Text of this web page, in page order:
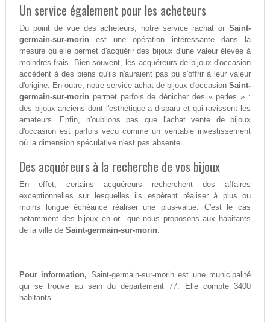
Un service également pour les acheteurs
Du point de vue des acheteurs, notre service rachat orSaint-
germain-sur-morin est une opération intéressante dans la
mesure où elle permet d'acquérir des bijoux d'une valeur élevée à
moindres frais. Bien souvent, les acquéreurs de bijoux d'occasion
accèdent à des biens qu'ils n'auraient pas pu s'offrir à leur valeur
d'origine. En outre, notre service achat de bijoux d'occasionSaint-
germain-sur-morin permet parfois de dénicher des « perles » :
des bijoux anciens dont l'esthétique a disparu et qui ravissent les
amateurs. Enfin, n'oublions pas que l'achat vente de bijoux
d'occasion est parfois vécu comme un véritable investissement
où la dimension spéculative n'est pas absente.
Des acquéreurs à la recherche de vos bijoux
En effet, certains acquéreurs recherchent des affaires
exceptionnelles sur lesquelles ils espèrent réaliser à plus ou
moins longue échéance réaliser une plus-value. C'est le cas
notamment des bijoux en or que nous proposons aux habitants
de la ville de Saint-germain-sur-morin
Pour information, Saint-germain-sur-morin est une municipalité
qui se trouve au sein du département 77. Elle compte 3400
habitants.